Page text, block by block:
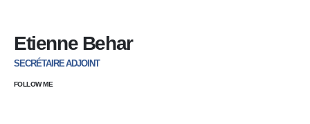
Etienne Behar
SECRÉTAIRE ADJOINT
FOLLOW ME